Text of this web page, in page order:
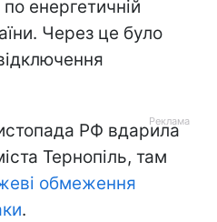
енергетичній
Через це було
РФ вдарила
Тернопіль, там
обмеження
.